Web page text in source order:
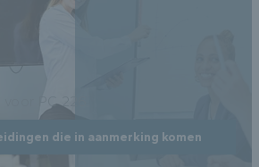
PC 226.
die in aanmerking komen